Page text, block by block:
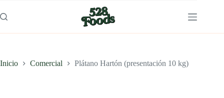
al
contenido
Inicio Comercial Plátano Hartón (presentación 10 kg)